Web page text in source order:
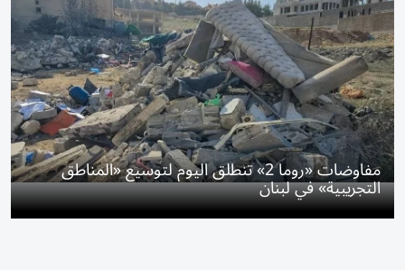
مفاوضات «روما 2» تنطلق اليوم لتوسيع «المناطق
التجريبية» في لبنان